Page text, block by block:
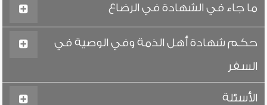
ما جاء في الشهادة في الرضاع
حكم شهادة أهل الذمة وفي الوصية في
السفر
الأسئلة